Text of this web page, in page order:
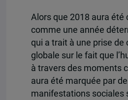
Alors que 2018 aura été
comme une année
qui a trait à une prise de
globale sur le fait que
à travers des moments
aura été marquée par
manifestations sociales